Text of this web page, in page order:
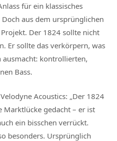
für ein klassisches
aus dem ursprünglichen
Der 1824 sollte nicht
Er sollte das verkörpern, was
ausmacht: kontrollierten,
Bass.
Acoustics: „Der 1824
gedacht – er ist
ein bisschen verrückt.
besonders. Ursprünglich